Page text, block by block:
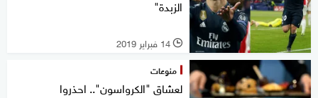
الزبدة"
l 14 فبراير 2019
منوعات
لعشاق "الكرواسون".. احذروا